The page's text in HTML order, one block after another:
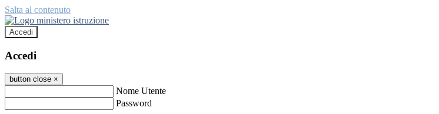
Salta al contenuto
Accedi
Accedi
button close ×
Nome Utente
Password